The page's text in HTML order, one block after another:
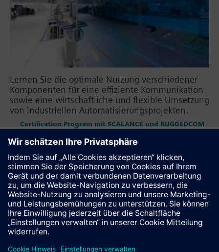
Lernen Sie die optimale Nutzung verschiedener
Komponenten für eine effiziente Kommunikation
sowie eine wirtschaftliche und flexible Umsetzung
von industriellen Automatisierungsprojekten.
Certification Program mit SCALANCE und RUGGEDCOM
Industrial Remote Communication
OPC UA
PROFINET
PROFIBUS